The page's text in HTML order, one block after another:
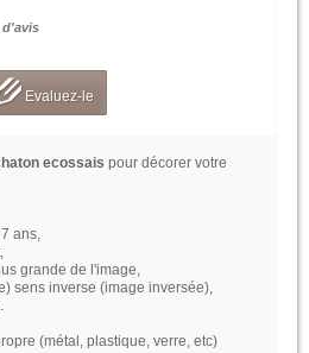
d'avis
Evaluez-le
ecossais pour décorer votre
ans,
grande de l'image,
sens inverse (image inversée),
(métal, plastique, verre, etc)